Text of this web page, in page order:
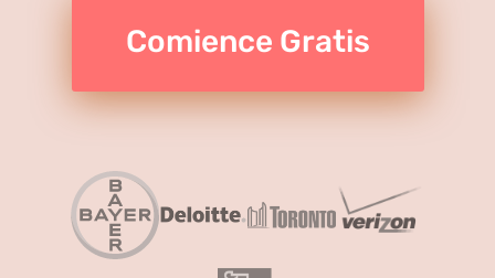
Comience Gratis